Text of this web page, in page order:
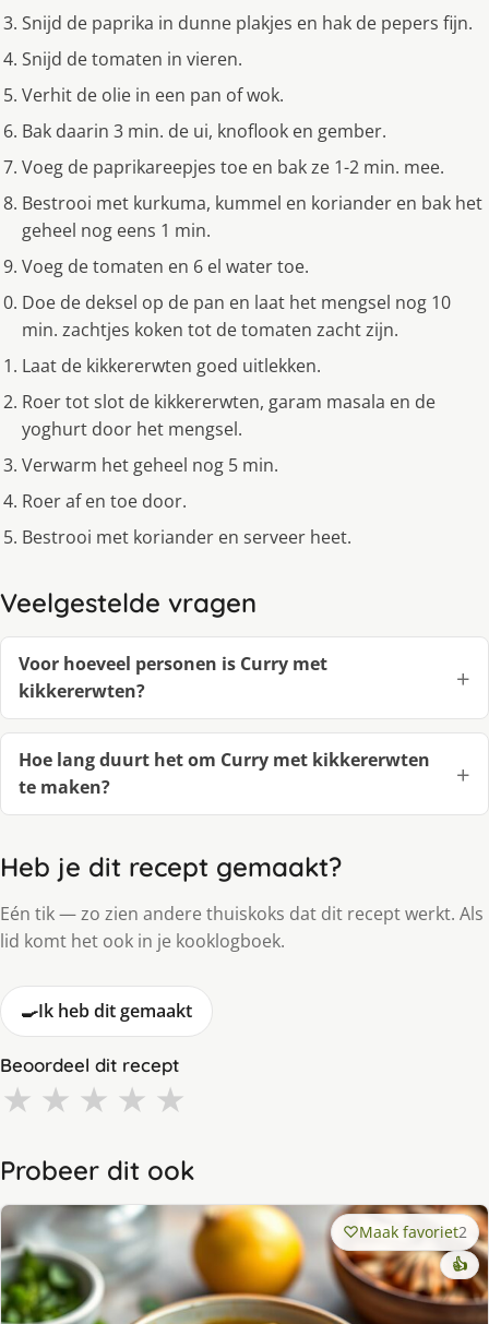
Snijd de paprika in dunne plakjes en hak de pepers fijn.
Snijd de tomaten in vieren.
Verhit de olie in een pan of wok.
Bak daarin 3 min. de ui, knoflook en gember.
Voeg de paprikareepjes toe en bak ze 1-2 min. mee.
Bestrooi met kurkuma, kummel en koriander en bak het
geheel nog eens 1 min.
Voeg de tomaten en 6 el water toe.
Doe de deksel op de pan en laat het mengsel nog 10
min. zachtjes koken tot de tomaten zacht zijn.
Laat de kikkererwten goed uitlekken.
Roer tot slot de kikkererwten, garam masala en de
yoghurt door het mengsel.
Verwarm het geheel nog 5 min.
Roer af en toe door.
Bestrooi met koriander en serveer heet.
Veelgestelde vragen
Voor hoeveel personen is Curry met
kikkererwten?
Hoe lang duurt het om Curry met kikkererwten
te maken?
Heb je dit recept gemaakt?
Eén tik — zo zien andere thuiskoks dat dit recept werkt. Als
lid komt het ook in je kooklogboek.
🍳Ik heb dit gemaakt
Beoordeel dit recept
★ ★ ★ ★ ★
Probeer dit ook
Maak favoriet2
👍